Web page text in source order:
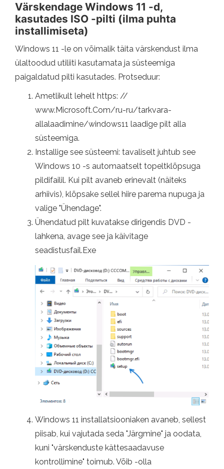
Värskendage Windows 11 -d,
kasutades ISO -pilti (ilma puhta
installimiseta)
Windows 11 -le on võimalik täita värskendust ilma
ülaltoodud utiliiti kasutamata ja süsteemiga
paigaldatud pilti kasutades. Protseduur:
Ametlikult lehelt https: //
www.Microsoft.Com/ru-ru/tarkvara-
allalaadimine/windows11 laadige pilt alla
süsteemiga.
Installige see süsteemi: tavaliselt juhtub see
Windows 10 -s automaatselt topeltklõpsuga
pildifailil. Kui pilt avaneb erinevalt (näiteks
arhiivis), klõpsake sellel hiire parema nupuga ja
valige "Ühendage".
Ühendatud pilt kuvatakse dirigendis DVD -
lahkena, avage see ja käivitage
seadistusfail.Exe
Windows 11 installatsiooniaken avaneb, sellest
piisab, kui vajutada seda "Järgmine" ja oodata,
kuni "värskenduste kättesaadavuse
kontrollimine" toimub. Võib -olla